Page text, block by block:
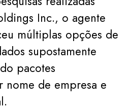
Inc., o agente
múltiplas opções de
supostamente
pacotes
nome de empresa e